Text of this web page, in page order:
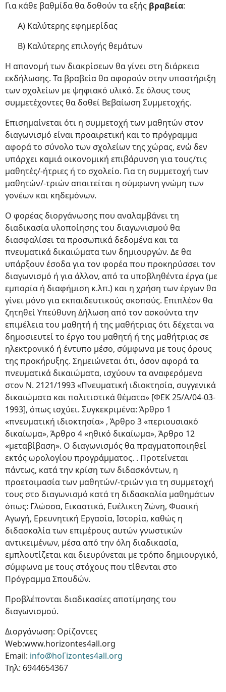
Για κάθε βαθμίδα θα δοθούν τα εξής βραβεία:
Α) Καλύτερης εφημερίδας
Β) Καλύτερης επιλογής θεμάτων
Η απονομή των διακρίσεων θα γίνει στη διάρκεια
εκδήλωσης. Τα βραβεία θα αφορούν στην υποστήριξη
των σχολείων με ψηφιακό υλικό. Σε όλους τους
συμμετέχοντες θα δοθεί Βεβαίωση Συμμετοχής.
Επισημαίνεται ότι η συμμετοχή των μαθητών στον
διαγωνισμό είναι προαιρετική και το πρόγραμμα
αφορά το σύνολο των σχολείων της χώρας, ενώ δεν
υπάρχει καμιά οικονομική επιβάρυνση για τους/τις
μαθητές/-ήτριες ή το σχολείο. Για τη συμμετοχή των
μαθητών/-τριών απαιτείται η σύμφωνη γνώμη των
γονέων και κηδεμόνων.
Ο φορέας διοργάνωσης που αναλαμβάνει τη
διαδικασία υλοποίησης του διαγωνισμού θα
διασφαλίσει τα προσωπικά δεδομένα και τα
πνευματικά δικαιώματα των δημιουργών. Δε θα
υπάρξουν έσοδα για τον φορέα που προκηρύσσει τον
διαγωνισμό ή για άλλον, από τα υποβληθέντα έργα (με
εμπορία ή διαφήμιση κ.λπ.) και η χρήση των έργων θα
γίνει μόνο για εκπαιδευτικούς σκοπούς. Επιπλέον θα
ζητηθεί Υπεύθυνη Δήλωση από τον ασκούντα την
επιμέλεια του μαθητή ή της μαθήτριας ότι δέχεται να
δημοσιευτεί το έργο του μαθητή ή της μαθήτριας σε
ηλεκτρονικό ή έντυπο μέσο, σύμφωνα με τους όρους
της προκήρυξης. Σημειώνεται ότι, όσον αφορά τα
πνευματικά δικαιώματα, ισχύουν τα αναφερόμενα
στον Ν. 2121/1993 «Πνευματική ιδιοκτησία, συγγενικά
δικαιώματα και πολιτιστικά θέματα» [ΦΕΚ 25/Α/04-03-
1993], όπως ισχύει. Συγκεκριμένα: Άρθρο 1
«πνευματική ιδιοκτησία» , Άρθρο 3 «περιουσιακό
δικαίωμα», Άρθρο 4 «ηθικό δικαίωμα», Άρθρο 12
«μεταβίβαση». Ο διαγωνισμός θα πραγματοποιηθεί
εκτός ωρολογίου προγράμματος. . Προτείνεται
πάντως, κατά την κρίση των διδασκόντων, η
προετοιμασία των μαθητών/-τριών για τη συμμετοχή
τους στο διαγωνισμό κατά τη διδασκαλία μαθημάτων
όπως: Γλώσσα, Εικαστικά, Ευέλικτη Ζώνη, Φυσική
Αγωγή, Ερευνητική Εργασία, Ιστορία, καθώς η
διδασκαλία των επιμέρους αυτών γνωστικών
αντικειμένων, μέσα από την όλη διαδικασία,
εμπλουτίζεται και διευρύνεται με τρόπο δημιουργικό,
σύμφωνα με τους στόχους που τίθενται στο
Πρόγραμμα Σπουδών.
Προβλέπονται διαδικασίες αποτίμησης του
διαγωνισμού.
Διοργάνωση: Ορίζοντες
Web:www.horizontes4all.org
Email: info@hoΓizontes4all.org
Τηλ: 6944654367